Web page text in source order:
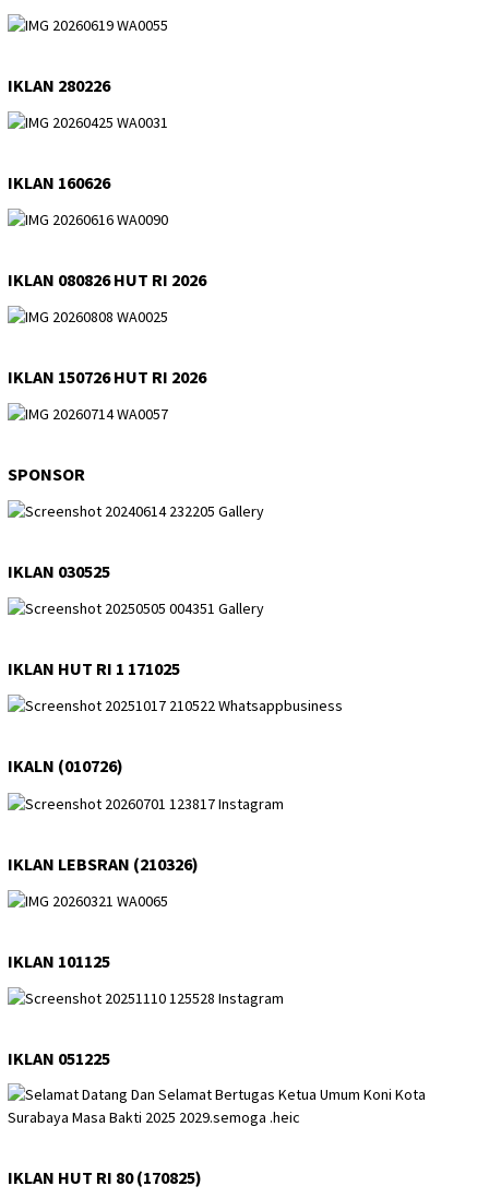
IKLAN 280226
IKLAN 160626
IKLAN 080826 HUT RI 2026
IKLAN 150726 HUT RI 2026
SPONSOR
IKLAN 030525
IKLAN HUT RI 1 171025
IKALN (010726)
IKLAN LEBSRAN (210326)
IKLAN 101125
IKLAN 051225
IKLAN HUT RI 80 (170825)